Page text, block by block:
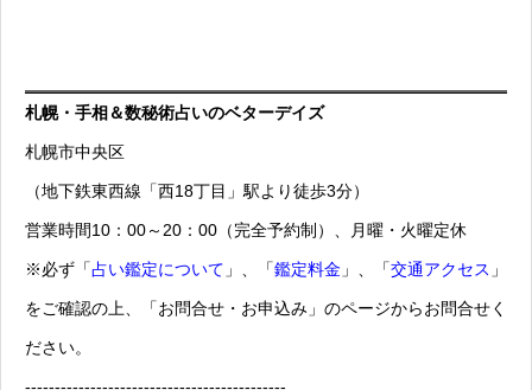
札幌・手相＆数秘術占いのベターデイズ
札幌市中央区
（地下鉄東西線「西18丁目」駅より徒歩3分）
営業時間10：00～20：00（完全予約制）、月曜・火曜定休
※必ず「占い鑑定について 」、「鑑定料金 」、「交通アクセス 」
をご確認の上、「お問合せ・お申込み」のページからお問合せく
ださい。